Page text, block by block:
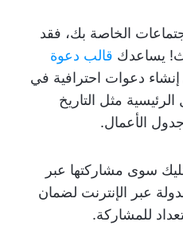
الخاصة بك، فقد
يساعدك قالب دعوة
دعوات احترافية في
مثل التاريخ
الأعمال.
سوى مشاركتها عبر
عبر الإنترنت لضمان
للمشاركة.